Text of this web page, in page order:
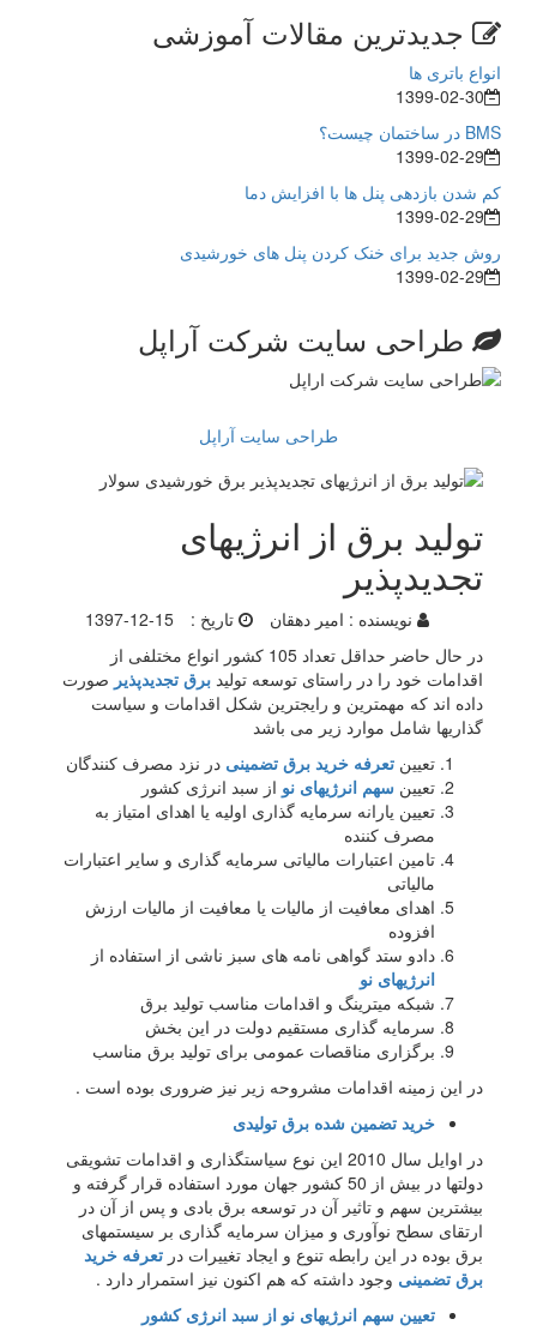
جدیدترین مقالات آموزشی
انواع باتری ها
1399-02-30
BMS در ساختمان چیست؟
1399-02-29
کم شدن بازدهی پنل ها با افزایش دما
1399-02-29
روش جدید برای خنک کردن پنل های خورشیدی
1399-02-29
طراحی سایت شرکت آراپل
طراحی سایت آراپل
تولید برق از انرژیهای
تجدیدپذیر
نویسنده : امیر دهقان تاریخ :
1397-12-15
در حال حاضر حداقل تعداد 105 کشور انواع مختلفی از
اقدامات خود را در راستای توسعه تولید برق تجدیدپذیر صورت
داده اند که مهمترین و رایجترین شکل اقدامات و سیاست
گذاریها شامل موارد زیر می باشد
تعیین تعرفه خرید برق تضمینی در نزد مصرف کنندگان
تعیین سهم انرژیهای نو از سبد انرژی کشور
تعیین یارانه سرمایه گذاری اولیه یا اهدای امتیاز به
مصرف کننده
تامین اعتبارات مالیاتی سرمایه گذاری و سایر اعتبارات
مالیاتی
اهدای معافیت از مالیات یا معافیت از مالیات ارزش
افزوده
دادو ستد گواهی نامه های سبز ناشی از استفاده از
انرژیهای نو
شبکه میترینگ و اقدامات مناسب تولید برق
سرمایه گذاری مستقیم دولت در این بخش
برگزاری مناقصات عمومی برای تولید برق مناسب
در این زمینه اقدامات مشروحه زیر نیز ضروری بوده است .
خرید تضمین شده برق تولیدی
در اوایل سال 2010 این نوع سیاستگذاری و اقدامات تشویقی
دولتها در بیش از 50 کشور جهان مورد استفاده قرار گرفته و
بیشترین سهم و تاثیر آن در توسعه برق بادی و پس از آن در
ارتقای سطح نوآوری و میزان سرمایه گذاری بر سیستمهای
برق بوده در این رابطه تنوع و ایجاد تغییرات در تعرفه خرید
برق تضمینی وجود داشته که هم اکنون نیز استمرار دارد .
تعیین سهم انرژیهای نو از سبد انرژی کشور